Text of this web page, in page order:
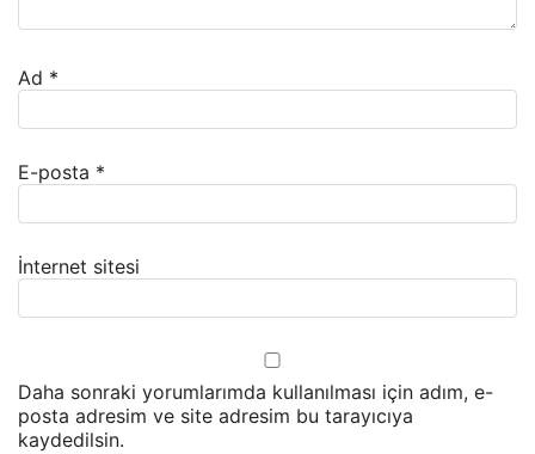
Ad *
E-posta *
İnternet sitesi
Daha sonraki yorumlarımda kullanılması için adım, e-
posta adresim ve site adresim bu tarayıcıya
kaydedilsin.